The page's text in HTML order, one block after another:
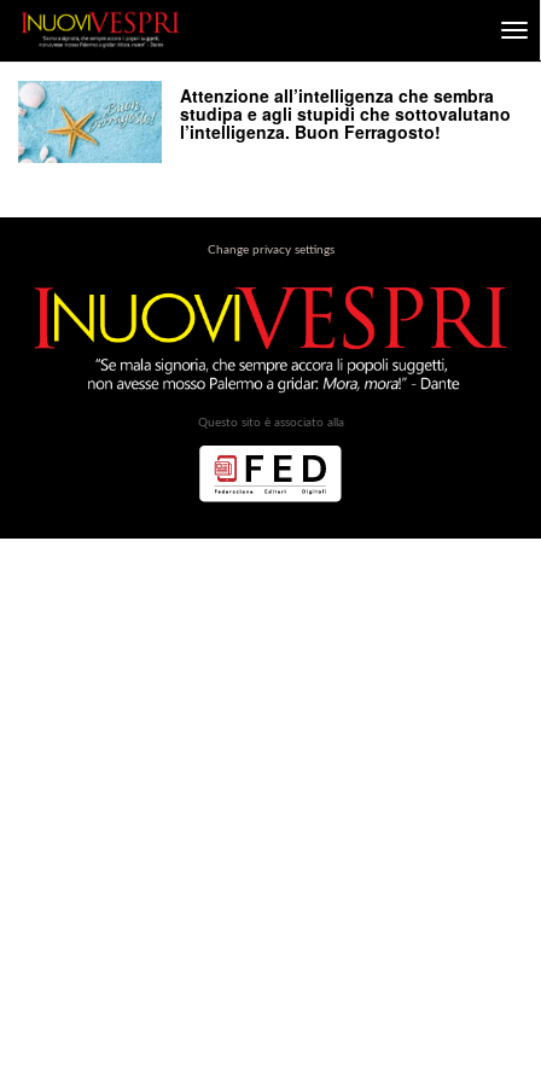
Attenzione all’intelligenza che sembra
studipa e agli stupidi che sottovalutano
l’intelligenza. Buon Ferragosto!
Change privacy settings
Questo sito è associato alla